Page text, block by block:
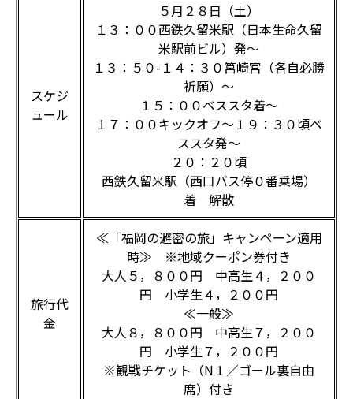
スケジ
ュール
５月２８日（土）
１３：００西鉄久留米駅（日本生命久留
米駅前ビル）発～
１３：５０-１４：３０筥崎宮（各自必勝
祈願）～
１５：００ベススタ着～
１７：００キックオフ～１９：３０頃ベ
ススタ発～
２０：２０頃
西鉄久留米駅（西口バス停０番乗場）
着 解散
旅行代
金
≪「福岡の避密の旅」キャンペーン適用
時≫ ※地域クーポン券付き
大人５，８００円 中高生４，２００
円 小学生４，２００円
≪一般≫
大人８，８００円 中高生７，２００
円 小学生７，２００円
※観戦チケット（N１／ゴール裏自由
席）付き